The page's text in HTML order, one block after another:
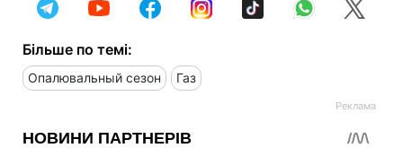
Більше по темі:
Опалювальный сезон Газ